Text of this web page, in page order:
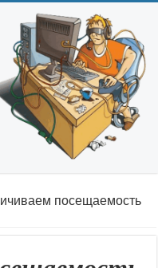
посещаемость